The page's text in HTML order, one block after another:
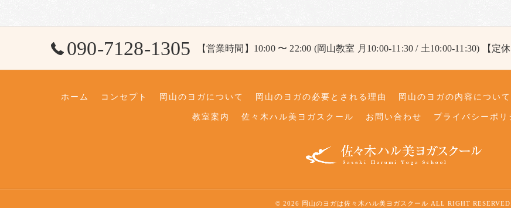
090-7128-1305 【営業時間】10:00 〜 22:00 (岡山教室 月10:00-11:30 / 土10:00-11:30) 【定
ホーム コンセプト 岡山のヨガについて 岡山のヨガの必要とされる理由 岡山のヨガの内容について
教室案内 佐々木ハル美ヨガスクール お問い合わせ プライバシーポリ
© 2026 岡山のヨガは佐々木ハル美ヨガスクール ALL RIGHT RESERVED.